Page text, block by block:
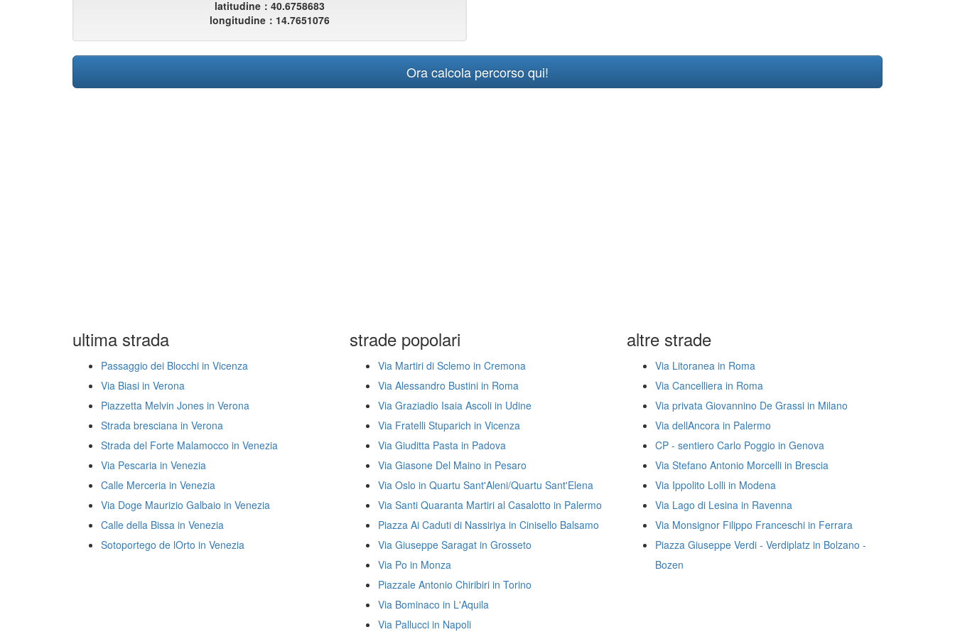
latitudine：40.6758683
longitudine：14.7651076
Ora calcola percorso qui!
ultima strada
Passaggio dei Blocchi in Vicenza
Via Biasi in Verona
Piazzetta Melvin Jones in Verona
Strada bresciana in Verona
Strada del Forte Malamocco in Venezia
Via Pescaria in Venezia
Calle Merceria in Venezia
Via Doge Maurizio Galbaio in Venezia
Calle della Bissa in Venezia
Sotoportego de lOrto in Venezia
strade popolari
Via Martiri di Sclemo in Cremona
Via Alessandro Bustini in Roma
Via Graziadio Isaia Ascoli in Udine
Via Fratelli Stuparich in Vicenza
Via Giuditta Pasta in Padova
Via Giasone Del Maino in Pesaro
Via Oslo in Quartu Sant'Aleni/Quartu Sant'Elena
Via Santi Quaranta Martiri al Casalotto in Palermo
Piazza Ai Caduti di Nassiriya in Cinisello Balsamo
Via Giuseppe Saragat in Grosseto
Via Po in Monza
Piazzale Antonio Chiribiri in Torino
Via Bominaco in L'Aquila
Via Pallucci in Napoli
altre strade
Via Litoranea in Roma
Via Cancelliera in Roma
Via privata Giovannino De Grassi in Milano
Via dellAncora in Palermo
CP - sentiero Carlo Poggio in Genova
Via Stefano Antonio Morcelli in Brescia
Via Ippolito Lolli in Modena
Via Lago di Lesina in Ravenna
Via Monsignor Filippo Franceschi in Ferrara
Piazza Giuseppe Verdi - Verdiplatz in Bolzano -
Bozen